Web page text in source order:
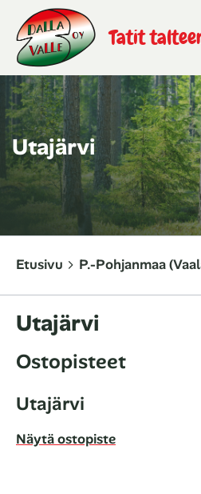
Tatit
Utajärvi
Etusivu P.-Pohjanmaa
Utajärvi
Ostopisteet
Utajärvi
Näytä ostopiste